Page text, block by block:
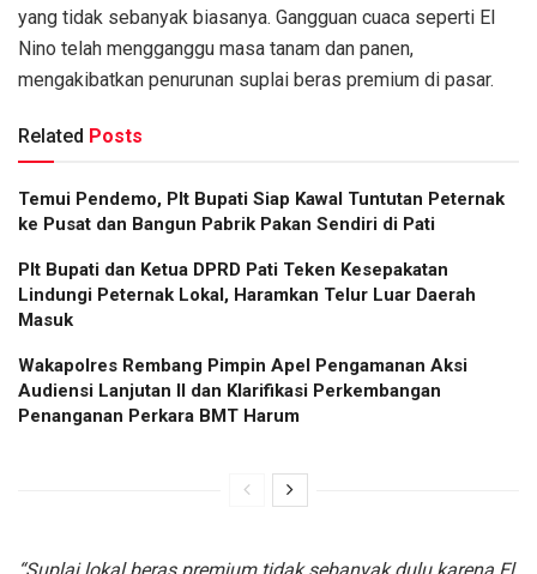
yang tidak sebanyak biasanya. Gangguan cuaca seperti El
Nino telah mengganggu masa tanam dan panen,
mengakibatkan penurunan suplai beras premium di pasar.
Related Posts
Temui Pendemo, Plt Bupati Siap Kawal Tuntutan Peternak
ke Pusat dan Bangun Pabrik Pakan Sendiri di Pati
Plt Bupati dan Ketua DPRD Pati Teken Kesepakatan
Lindungi Peternak Lokal, Haramkan Telur Luar Daerah
Masuk
Wakapolres Rembang Pimpin Apel Pengamanan Aksi
Audiensi Lanjutan II dan Klarifikasi Perkembangan
Penanganan Perkara BMT Harum